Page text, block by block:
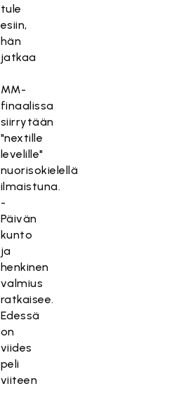
tule
esiin,
hän
jatkaa
MM-
finaalissa
siirrytään
"nextille
levelille"
nuorisokielellä
ilmaistuna.
-
Päivän
kunto
ja
henkinen
valmius
ratkaisee.
Edessä
on
viides
peli
viiteen